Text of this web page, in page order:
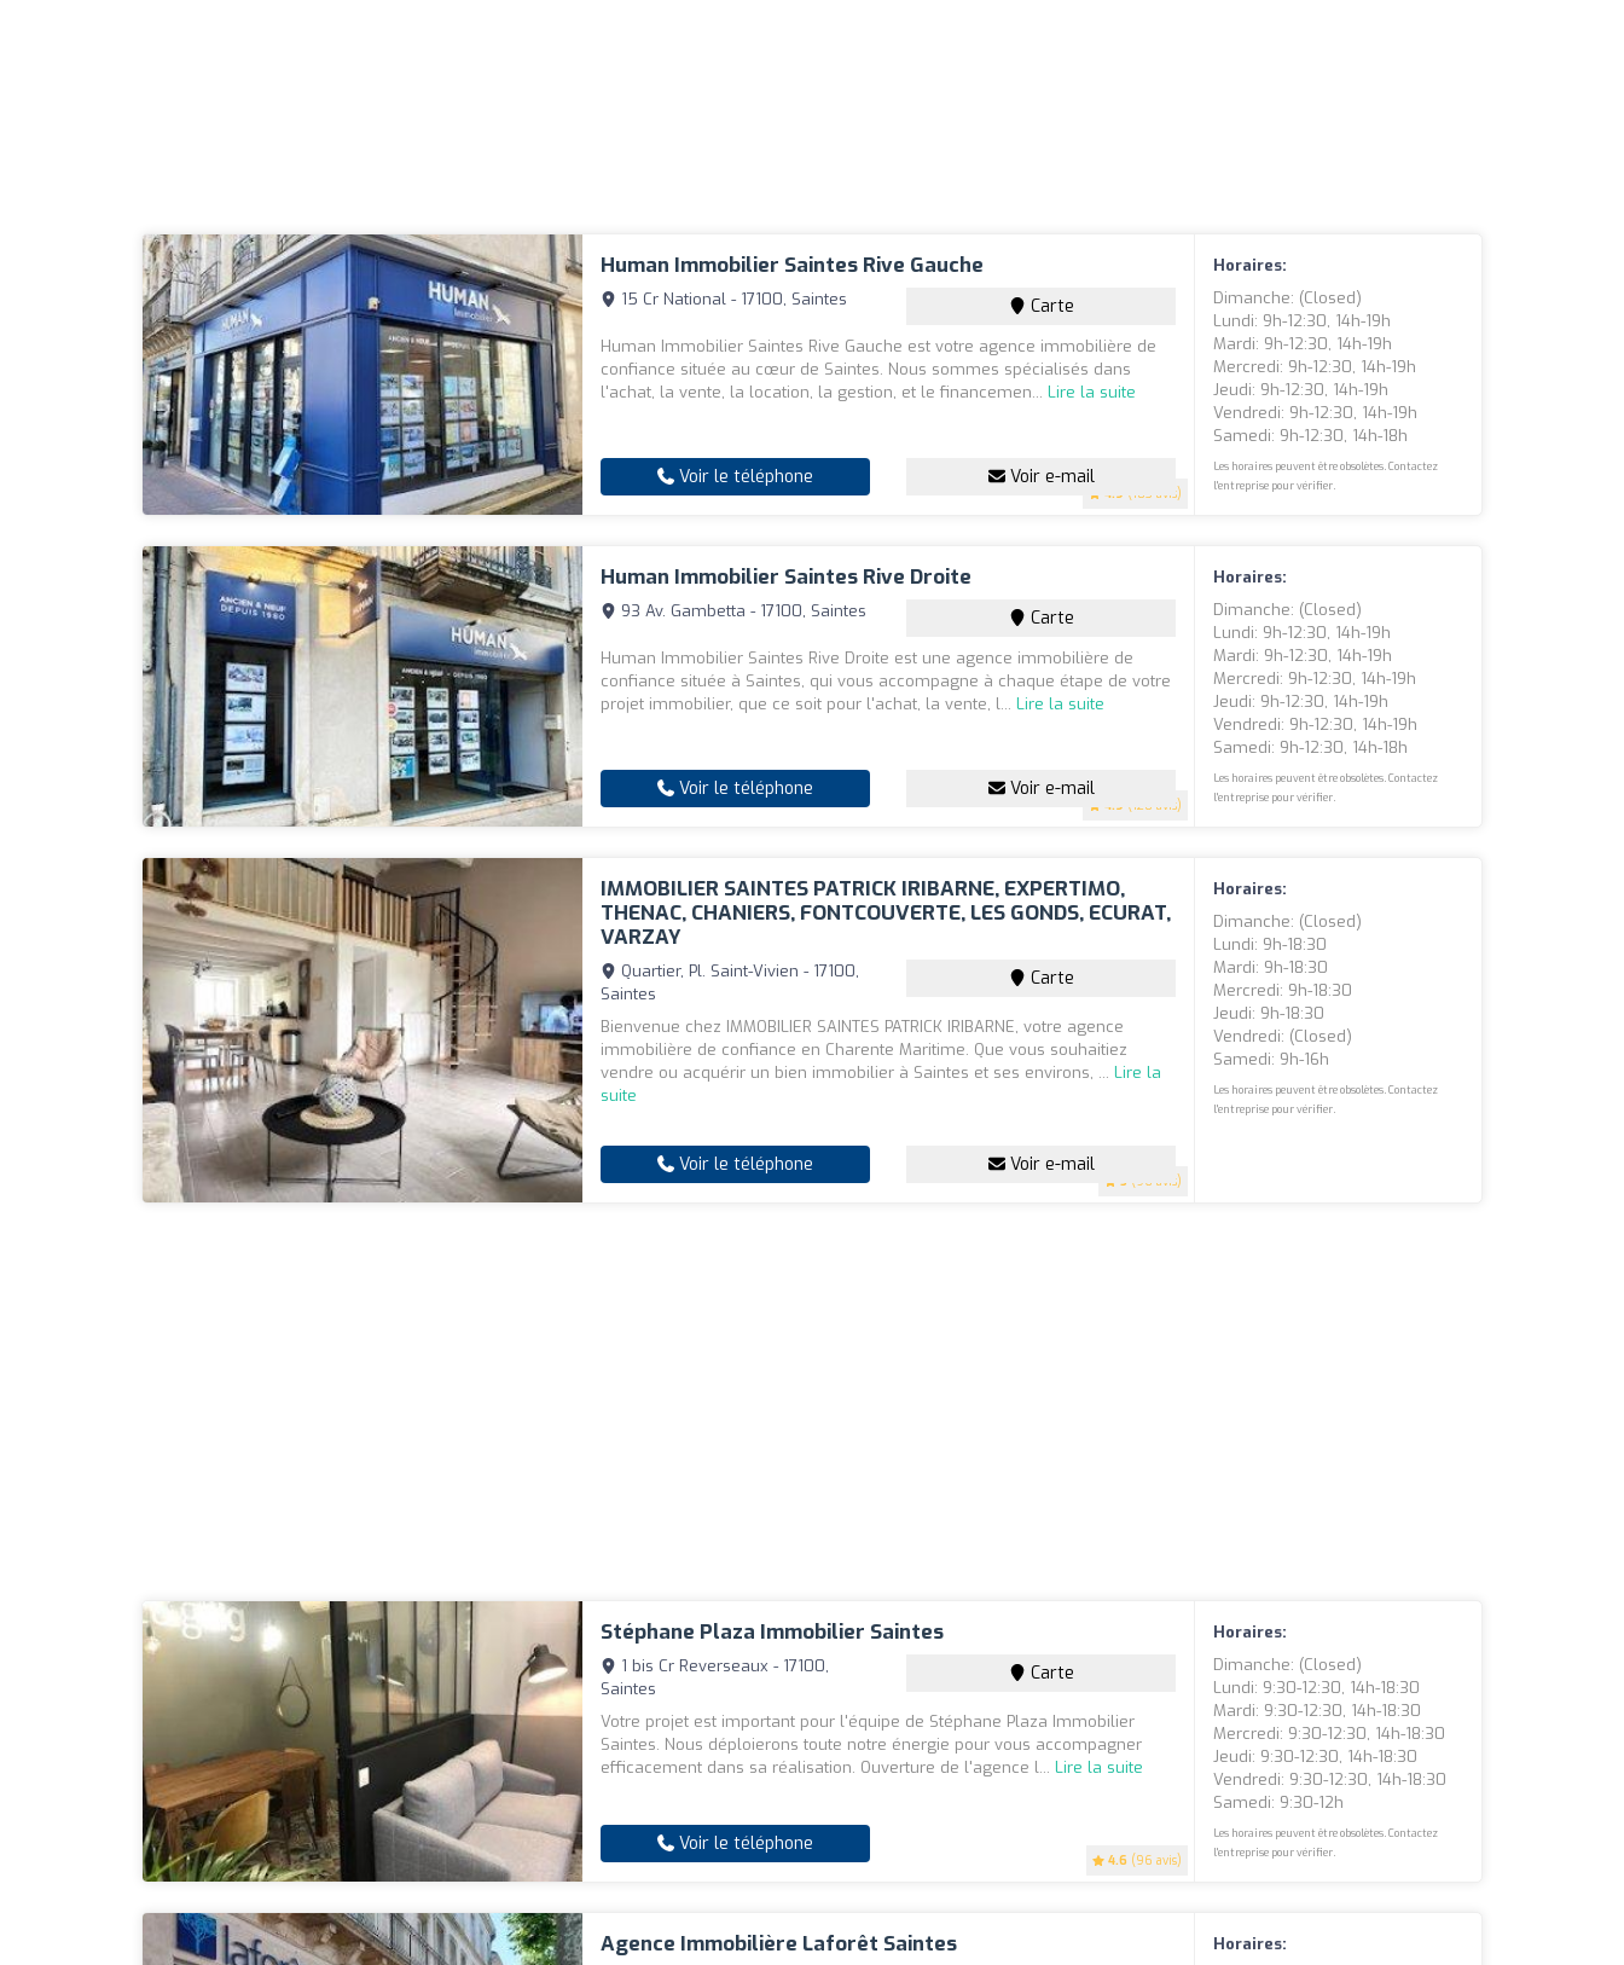
Human Immobilier Saintes Rive Gauche
4.9 (183 avis)
15 Cr National - 17100, Saintes Carte
Human Immobilier Saintes Rive Gauche est votre agence immobilière de
confiance située au cœur de Saintes. Nous sommes spécialisés dans
l'achat, la vente, la location, la gestion, et le financemen...Lire la suite
Voir le téléphone Voir e-mail
Horaires:
Dimanche: (closed)
Lundi: 9h-12:30, 14h-19h
Mardi: 9h-12:30, 14h-19h
Mercredi: 9h-12:30, 14h-19h
Jeudi: 9h-12:30, 14h-19h
Vendredi: 9h-12:30, 14h-19h
Samedi: 9h-12:30, 14h-18h
Les horaires peuvent être obsolètes. Contactez
l'entreprise pour vérifier.
Human Immobilier Saintes Rive Droite
4.9 (120 avis)
93 Av. Gambetta - 17100, Saintes Carte
Human Immobilier Saintes Rive Droite est une agence immobilière de
confiance située à Saintes, qui vous accompagne à chaque étape de votre
projet immobilier, que ce soit pour l'achat, la vente, l...Lire la suite
Voir le téléphone Voir e-mail
Horaires:
Dimanche: (closed)
Lundi: 9h-12:30, 14h-19h
Mardi: 9h-12:30, 14h-19h
Mercredi: 9h-12:30, 14h-19h
Jeudi: 9h-12:30, 14h-19h
Vendredi: 9h-12:30, 14h-19h
Samedi: 9h-12:30, 14h-18h
Les horaires peuvent être obsolètes. Contactez
l'entreprise pour vérifier.
IMMOBILIER SAINTES PATRICK IRIBARNE, EXPERTIMO,
THENAC, CHANIERS, FONTCOUVERTE, LES GONDS, ECURAT,
VARZAY
5 (96 avis)
Quartier, Pl. Saint-Vivien - 17100,
Saintes
Carte
Bienvenue chez IMMOBILIER SAINTES PATRICK IRIBARNE, votre agence
immobilière de confiance en Charente Maritime. Que vous souhaitiez
vendre ou acquérir un bien immobilier à Saintes et ses environs, ...Lire la
suite
Voir le téléphone Voir e-mail
Horaires:
Dimanche: (closed)
Lundi: 9h-18:30
Mardi: 9h-18:30
Mercredi: 9h-18:30
Jeudi: 9h-18:30
Vendredi: (closed)
Samedi: 9h-16h
Les horaires peuvent être obsolètes. Contactez
l'entreprise pour vérifier.
Stéphane Plaza Immobilier Saintes
4.6 (96 avis)
1 bis Cr Reverseaux - 17100,
Saintes
Carte
Votre projet est important pour l'équipe de Stéphane Plaza Immobilier
Saintes. Nous déploierons toute notre énergie pour vous accompagner
efficacement dans sa réalisation. Ouverture de l'agence l...Lire la suite
Voir le téléphone
Horaires:
Dimanche: (closed)
Lundi: 9:30-12:30, 14h-18:30
Mardi: 9:30-12:30, 14h-18:30
Mercredi: 9:30-12:30, 14h-18:30
Jeudi: 9:30-12:30, 14h-18:30
Vendredi: 9:30-12:30, 14h-18:30
Samedi: 9:30-12h
Les horaires peuvent être obsolètes. Contactez
l'entreprise pour vérifier.
Agence Immobilière Laforêt Saintes
Horaires: